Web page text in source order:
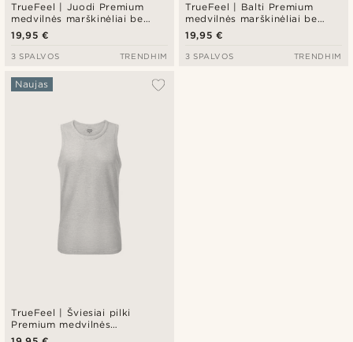
TrueFeel | Juodi Premium
medvilnės marškinėliai be
rankovių
19,95 €
3 SPALVOS TRENDHIM
TrueFeel | Balti Premium
medvilnės marškinėliai be
rankovių
19,95 €
3 SPALVOS TRENDHIM
TrueFeel | Šviesiai pilki
Premium medvilnės
marškinėliai be rankovių
Naujas